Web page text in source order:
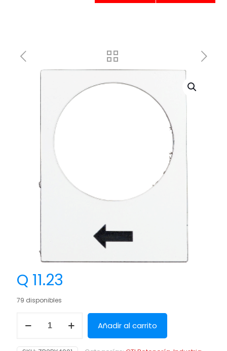
Q 11.23
79 disponibles
Añadir al carrito